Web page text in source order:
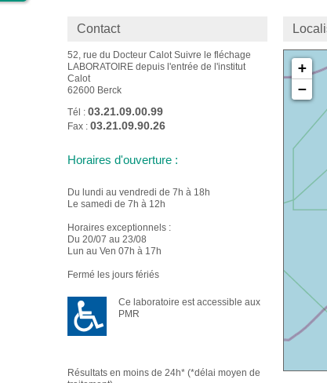
Contact
52, rue du Docteur Calot Suivre le fléchage
LABORATOIRE depuis l'entrée de l'institut
Calot
62600 Berck
Tél : 03.21.09.00.99
Fax : 03.21.09.90.26
Horaires d'ouverture :
Du lundi au vendredi de 7h à 18h
Le samedi de 7h à 12h
Horaires exceptionnels :
Du 20/07 au 23/08
Lun au Ven 07h à 17h
Fermé les jours fériés
Ce laboratoire est accessible aux
PMR
Résultats en moins de 24h* (*délai moyen de
+
−